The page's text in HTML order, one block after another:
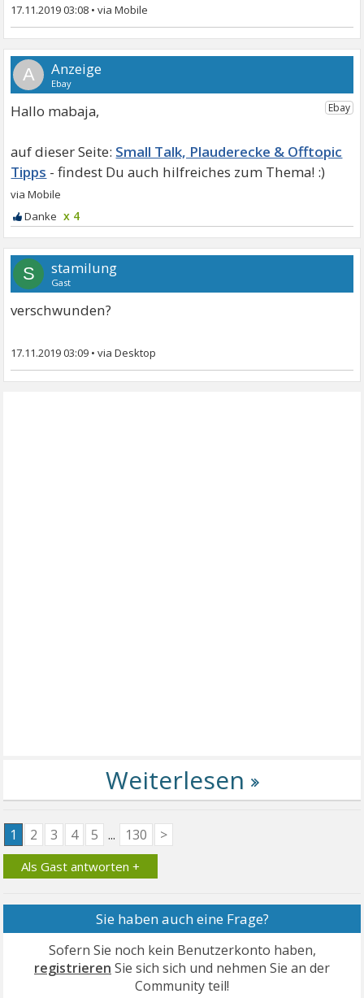
17.11.2019 03:08 •
A
Hallo mabaja,
Small Talk, Plauderecke & Offtopic
Tipps
x 4
S stamilung
Gast
verschwunden?
17.11.2019 03:09 •
1 2 3 4 5 ... 130 >
Als Gast antworten +
Sie haben auch eine Frage?
Sofern Sie noch kein Benutzerkonto haben,
registrieren Sie sich sich und nehmen Sie an der
Community teil!